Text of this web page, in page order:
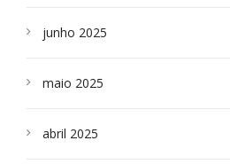
junho 2025
maio 2025
abril 2025